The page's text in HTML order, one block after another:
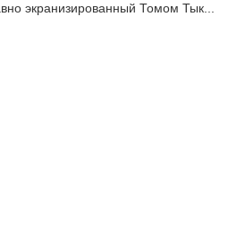
экранизированный Томом Тык...